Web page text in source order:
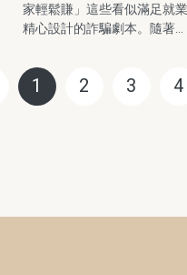
家輕鬆賺」這些看似滿足就
精心設計的詐騙劇本。隨著...
1 2 3 4